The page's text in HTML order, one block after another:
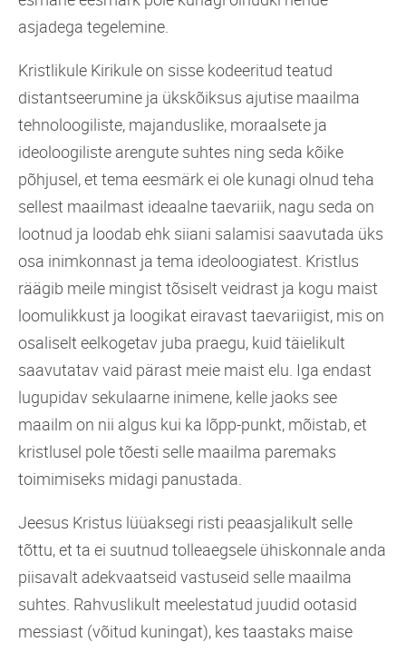
asjadega tegelemine.
Kristlikule Kirikule on sisse kodeeritud teatud
distantseerumine ja ükskõiksus ajutise maailma
tehnoloogiliste, majanduslike, moraalsete ja
ideoloogiliste arengute suhtes ning seda kõike
põhjusel, et tema eesmärk ei ole kunagi olnud teha
sellest maailmast ideaalne taevariik, nagu seda on
lootnud ja loodab ehk siiani salamisi saavutada üks
osa inimkonnast ja tema ideoloogiatest. Kristlus
räägib meile mingist tõsiselt veidrast ja kogu maist
loomulikkust ja loogikat eiravast taevariigist, mis on
osaliselt eelkogetav juba praegu, kuid täielikult
saavutatav vaid pärast meie maist elu. Iga endast
lugupidav sekulaarne inimene, kelle jaoks see
maailm on nii algus kui ka lõpp-punkt, mõistab, et
kristlusel pole tõesti selle maailma paremaks
toimimiseks midagi panustada.
Jeesus Kristus lüüaksegi risti peaasjalikult selle
tõttu, et ta ei suutnud tolleaegsele ühiskonnale anda
piisavalt adekvaatseid vastuseid selle maailma
suhtes. Rahvuslikult meelestatud juudid ootasid
messiast (võitud kuningat), kes taastaks maise